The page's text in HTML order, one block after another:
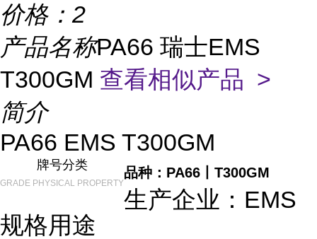
价格： 2
产品名称PA66 瑞士EMS
T300GM 查看相似产品 >
简介
PA66 EMS T300GM
牌号分类
GRADE PHYSICAL PROPERTY
品种：PA66丨T300GM
生产企业：EMS
规格用途